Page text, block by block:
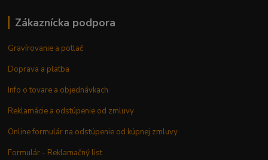
Zákaznícka podpora
Gravírovanie a potlač
Doprava a platba
Info o tovare a objednávkach
Reklamácie a odstúpenie od zmluvy
Online formulár na odstúpenie od kúpnej zmluvy
Formulár - Reklamačný list